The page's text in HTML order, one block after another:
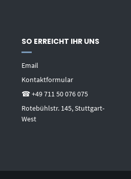
SO ERREICHT IHR UNS
Email
Kontaktformular
☎ +49 711 50 076 075
Rotebühlstr. 145, Stuttgart-
West